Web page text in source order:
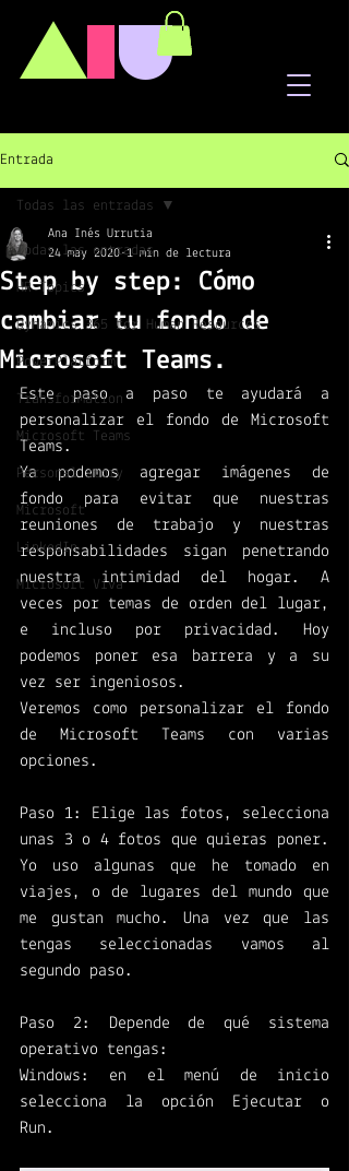
AIU
Entrada
Todas las entradas
HR Topics
Dynamics 365 for Human Resources
PowerPlatform
Transformation
Microsoft Teams
Personal story
Microsoft
LinkedIn
Microsoft Viva
Todas las entradas
Step by step: Cómo
cambiar tu fondo de
Microsoft Teams.
Ana Inés Urrutia
24 may 2020 1 min de lectura
Este paso a paso te ayudará a
personalizar el fondo de Microsoft
Teams.
Ya podemos agregar imágenes de
fondo para evitar que nuestras
reuniones de trabajo y nuestras
responsabilidades sigan penetrando
nuestra intimidad del hogar. A
veces por temas de orden del lugar,
e incluso por privacidad. Hoy
podemos poner esa barrera y a su
vez ser ingeniosos.
Veremos como personalizar el fondo
de Microsoft Teams con varias
opciones.
Paso 1: Elige las fotos, selecciona
unas 3 o 4 fotos que quieras poner.
Yo uso algunas que he tomado en
viajes, o de lugares del mundo que
me gustan mucho. Una vez que las
tengas seleccionadas vamos al
segundo paso.
Paso 2: Depende de qué sistema
operativo tengas:
Windows: en el menú de inicio
selecciona la opción Ejecutar o
Run.